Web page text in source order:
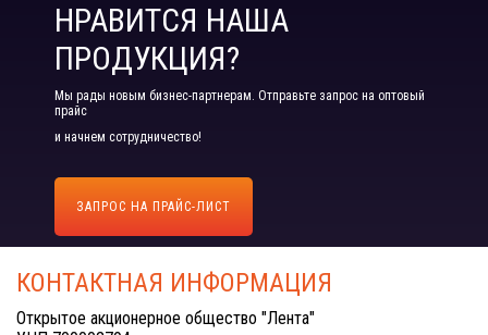
НРАВИТСЯ НАША
ПРОДУКЦИЯ?
Мы рады новым бизнес-партнерам. Отправьте запрос на оптовый
прайс
и начнем сотрудничество!
ЗАПРОС НА ПРАЙС-ЛИСТ
КОНТАКТНАЯ ИНФОРМАЦИЯ
Открытое акционерное общество "Лента"